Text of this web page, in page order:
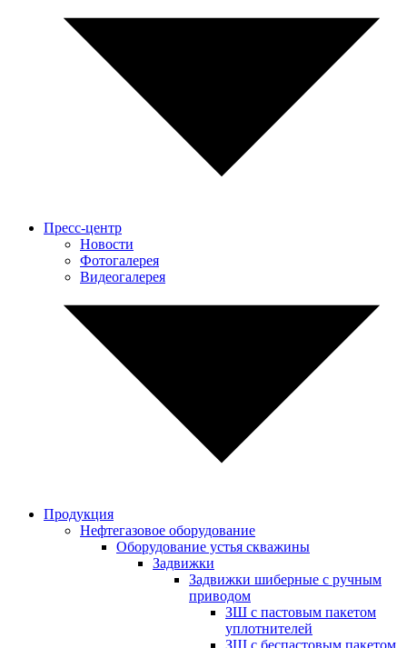
Пресс-центр
Новости
Фотогалерея
Видеогалерея
Продукция
Нефтегазовое оборудование
Оборудование устья скважины
Задвижки
Задвижки шиберные с ручным
приводом
ЗШ с пастовым пакетом
уплотнителей
ЗШ с беспастовым пакетом